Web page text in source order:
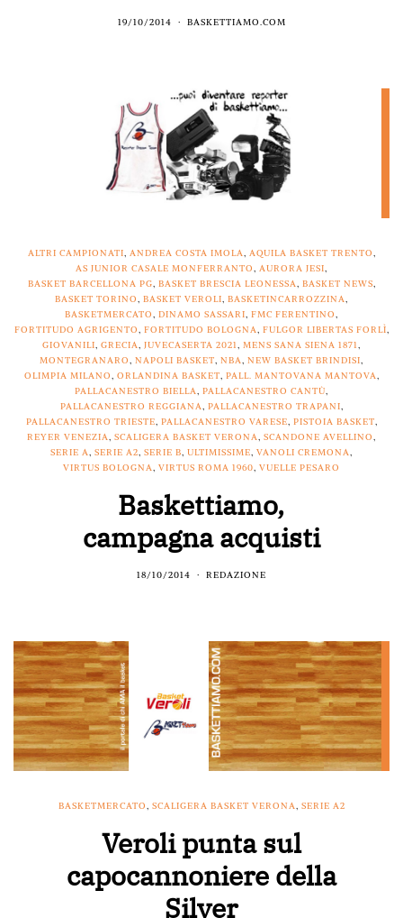
19/10/2014 BASKETTIAMO.COM
ALTRI CAMPIONATI, ANDREA COSTA IMOLA, AQUILA BASKET TRENTO,
AS JUNIOR CASALE MONFERRANTO, AURORA JESI,
BASKET BARCELLONA PG, BASKET BRESCIA LEONESSA, BASKET NEWS,
BASKET TORINO, BASKET VEROLI, BASKETINCARROZZINA,
BASKETMERCATO, DINAMO SASSARI, FMC FERENTINO,
FORTITUDO AGRIGENTO, FORTITUDO BOLOGNA, FULGOR LIBERTAS FORLÌ,
GIOVANILI, GRECIA, JUVECASERTA 2021, MENS SANA SIENA 1871,
MONTEGRANARO, NAPOLI BASKET, NBA, NEW BASKET BRINDISI,
OLIMPIA MILANO, ORLANDINA BASKET, PALL. MANTOVANA MANTOVA,
PALLACANESTRO BIELLA, PALLACANESTRO CANTÙ,
PALLACANESTRO REGGIANA, PALLACANESTRO TRAPANI,
PALLACANESTRO TRIESTE, PALLACANESTRO VARESE, PISTOIA BASKET,
REYER VENEZIA, SCALIGERA BASKET VERONA, SCANDONE AVELLINO,
SERIE A, SERIE A2, SERIE B, ULTIMISSIME, VANOLI CREMONA,
VIRTUS BOLOGNA, VIRTUS ROMA 1960, VUELLE PESARO
Baskettiamo,
campagna acquisti
18/10/2014 REDAZIONE
BASKETMERCATO, SCALIGERA BASKET VERONA, SERIE A2
Veroli punta sul
capocannoniere della
Silver